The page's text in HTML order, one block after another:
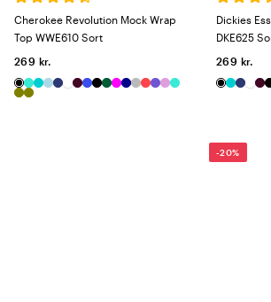
Cherokee Revolution Mock Wrap
Top WWE610 Sort
269 kr.
Dickies
DKE625
269 kr.
-20%